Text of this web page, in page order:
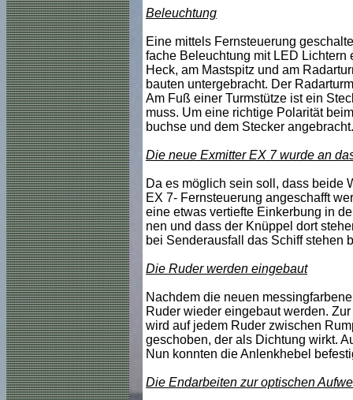
Beleuchtung
Eine mittels Fernsteuerung
fache Beleuchtung mit LED
Heck, am Mastspitz und am
bauten untergebracht. Der
Am Fuß einer Turmstütze ist ein
muss. Um eine richtige Polarität
buchse und dem Stecker angebracht.
Die neue Exmitter EX 7 wurde an
Da es möglich sein soll, dass beide
EX 7- Fernsteuerung angeschafft
eine etwas vertiefte Einkerbung in
nen und dass der Knüppel dort
bei Senderausfall das Schiff stehen
Die Ruder werden eingebaut
Nachdem die neuen
Ruder wieder eingebaut werden.
wird auf jedem Ruder zwischen
geschoben, der als Dichtung wirkt.
Nun konnten die Anlenkhebel
Die Endarbeiten zur optischen